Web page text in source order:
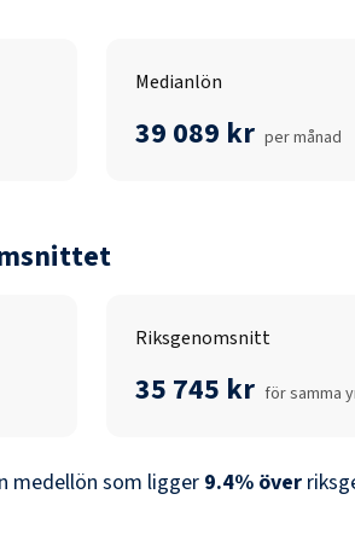
Medianlön
39 089 kr per månad
Riksgenomsnitt
35 745 kr för samma
medellön som ligger 9.4% över